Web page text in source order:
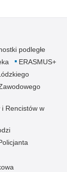
podległe
ERASMUS+
Rencistów w